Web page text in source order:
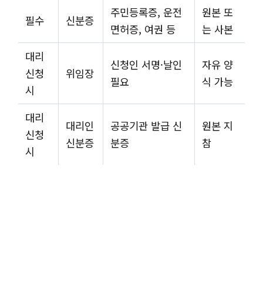
필수 신분증
주민등록증, 운전
면허증, 여권 등
원본 또
는 사본
대리
신청
시
위임장
신청인 서명·날인
필요
자유 양
식 가능
대리
신청
시
대리인
신분증
공공기관 발급 신
분증
원본 지
참